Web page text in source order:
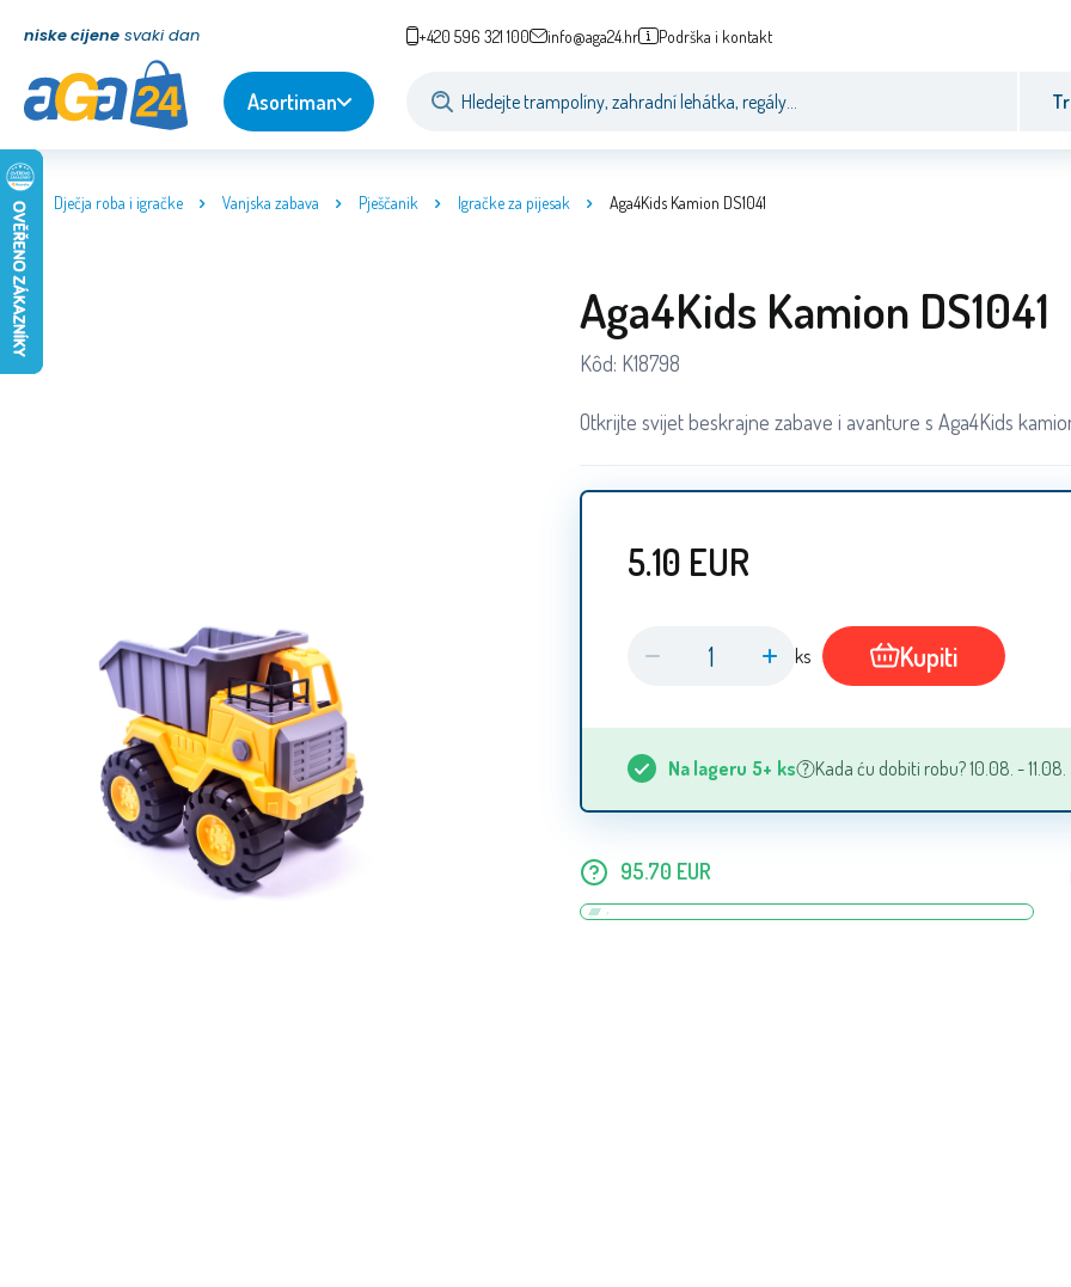
niske cijene svaki dan +420 596 321 100 info@aga24.hr Podrška i kontakt
Asortiman
Dječja roba i igračke Vanjska zabava Pješčanik Igračke za pijesak Aga4Kids Kamion DS1041
Aga4Kids Kamion DS1041
Kôd: K18798
Otkrijte svijet beskrajne zabave i avanture s Aga4Kids
5.10 EUR
ks Kupiti
Na lageru 5+ ks Kada ću dobiti robu? 10.08. - 11.08.
95.70 EUR